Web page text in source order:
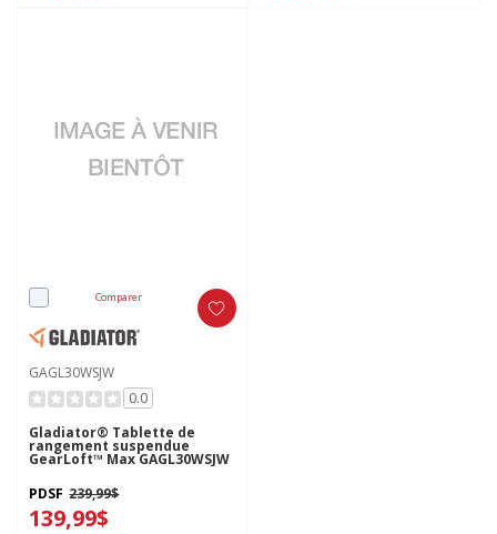
Comparer
GAGL30WSJW
0.0
Gladiator® Tablette de
rangement suspendue
GearLoft™ Max GAGL30WSJW
PDSF 239,99$
139,99$